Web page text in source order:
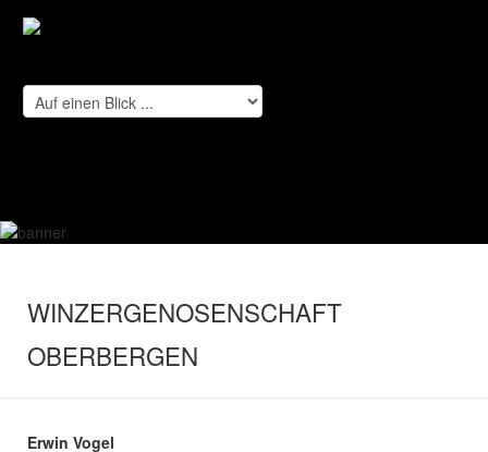
WINZERGENOSENSCHAFT
OBERBERGEN
Erwin Vogel